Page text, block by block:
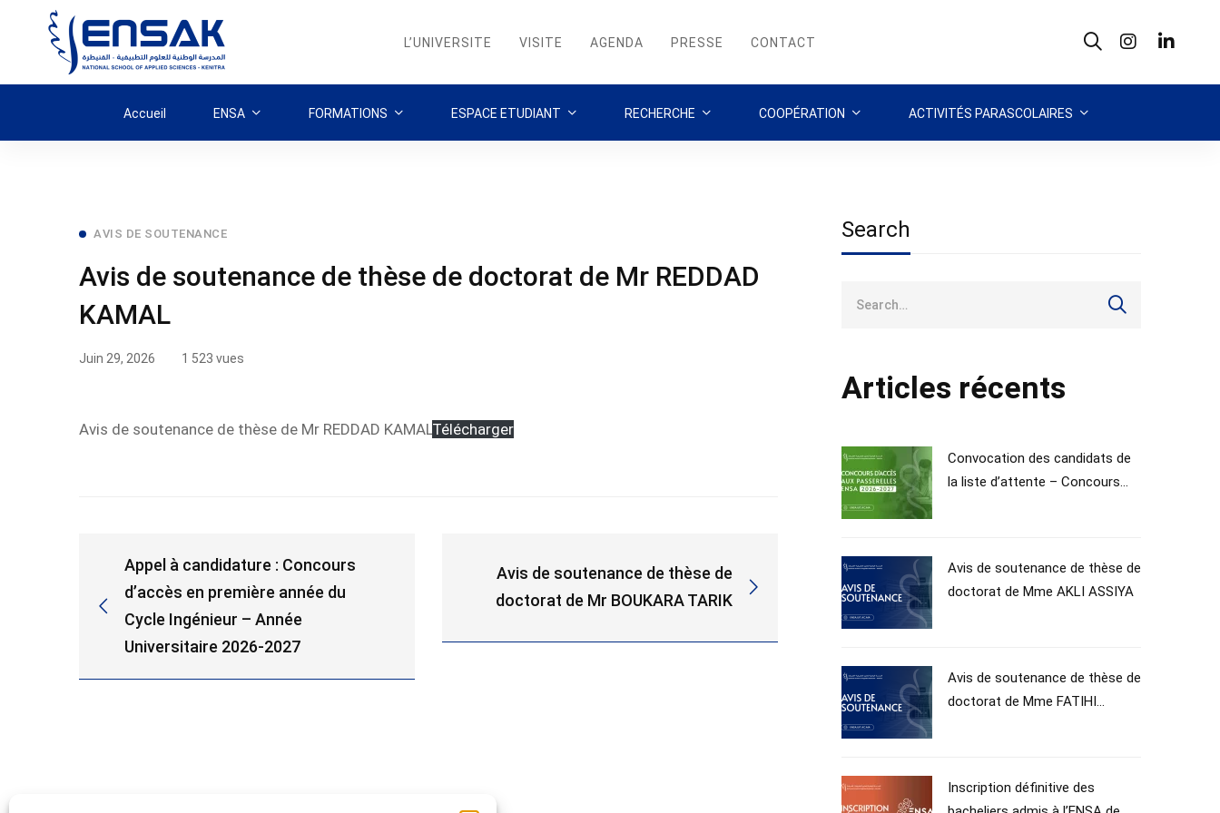
L’UNIVERSITE VISITE AGENDA PRESSE CONTACT
Accueil ENSA FORMATIONS ESPACE ETUDIANT RECHERCHE COOPÉRATION ACTIVITÉS PARASCOLAIRES
Avis
de
soutenance
de
de
REDDAD
KAMAL
AVIS DE SOUTENANCE
Avis de soutenance de thèse de doctorat de Mr REDDAD
KAMAL
Juin 29, 2026 1 523 vues
Avis de soutenance de thèse de Mr REDDAD KAMALTélécharger
Appel à candidature : Concours
d’accès en première année du
Cycle Ingénieur – Année
Universitaire 2026-2027
Avis de soutenance de thèse de
doctorat de Mr BOUKARA TARIK
Search
Articles récents
Convocation des candidats de
la liste d’attente – Concours
Avis de soutenance de thèse de
doctorat de Mme AKLI ASSIYA
Avis de soutenance de thèse de
doctorat de Mme FATIHI
Inscription définitive des